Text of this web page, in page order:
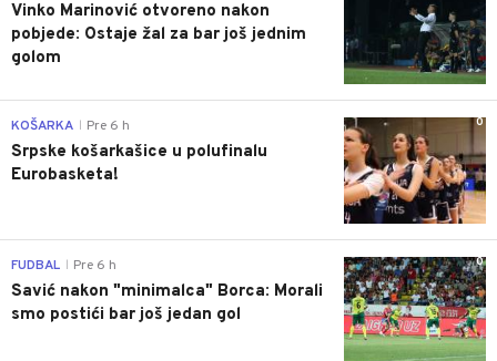
Vinko Marinović otvoreno nakon
pobjede: Ostaje žal za bar još jednim
golom
0
KOŠARKA Pre 6 h
Srpske košarkašice u polufinalu
Eurobasketa!
0
FUDBAL Pre 6 h
Savić nakon "minimalca" Borca: Morali
smo postići bar još jedan gol